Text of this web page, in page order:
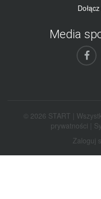
Media
© 2026 START |
prywatności
Zaloguj